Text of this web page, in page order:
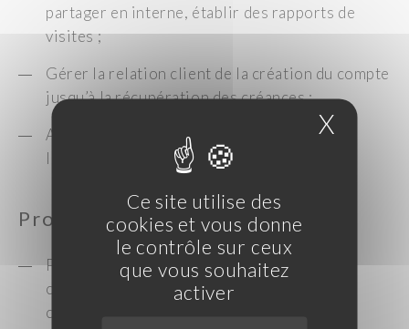
Ce site utilise des
cookies et vous donne
le contrôle sur ceux
que vous souhaitez
activer
X
partager en interne, établir des rapports de
visites ;
Gérer la relation client de la création du compte
jusqu’à la récupération des créances ;
Appliquer la politique commerciale de
l’entreprise.
Profil recherché
Profil dynamique avec une expérience
commerciale terrain et / ou une formation
commerciale ;